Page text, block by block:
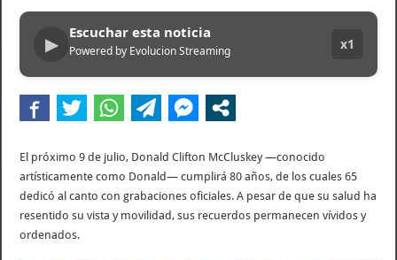
▶
Escuchar esta noticia
Powered by Evolucion Streaming x1
El próximo 9 de julio, Donald Clifton McCluskey —conocido
artísticamente como Donald— cumplirá 80 años, de los cuales 65
dedicó al canto con grabaciones oficiales. A pesar de que su salud ha
resentido su vista y movilidad, sus recuerdos permanecen vívidos y
ordenados.